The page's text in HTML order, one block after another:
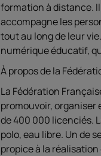
formation à distance.
accompagne les
tout au long de leur
numérique éducatif,
À propos de la
La Fédération
promouvoir, organiser
de 400 000 licenciés.
polo, eau libre. Un de
propice à la